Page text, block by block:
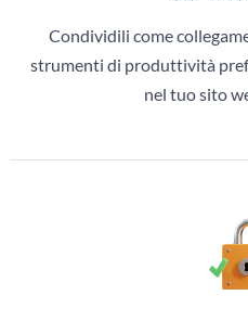
Condividili come
strumenti di produttività
nel tuo sito